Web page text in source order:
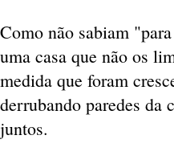
Como não sabiam
uma casa que não os
medida que foram
derrubando paredes da
juntos.